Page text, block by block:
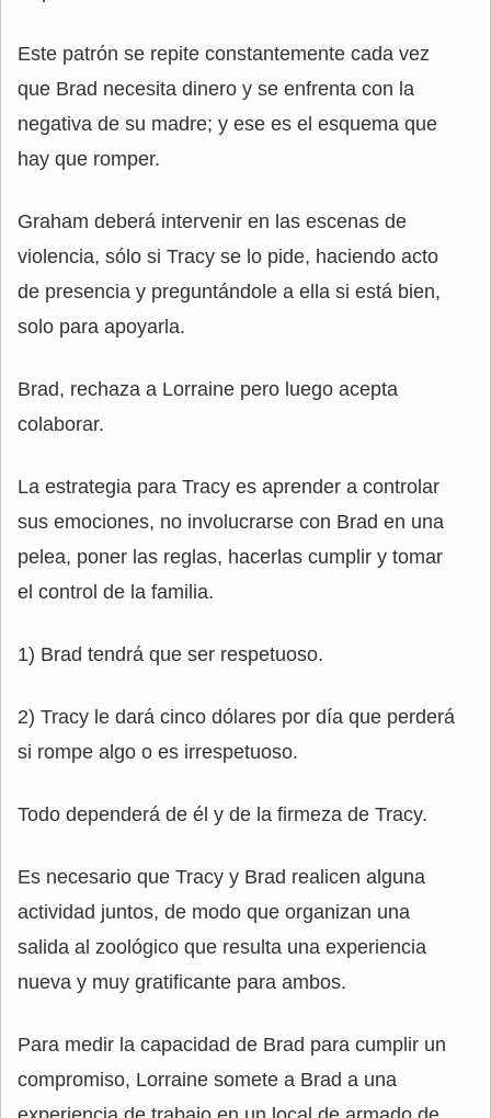
Este patrón se repite constantemente cada vez
que Brad necesita dinero y se enfrenta con la
negativa de su madre; y ese es el esquema que
hay que romper.
Graham deberá intervenir en las escenas de
violencia, sólo si Tracy se lo pide, haciendo acto
de presencia y preguntándole a ella si está bien,
solo para apoyarla.
Brad, rechaza a Lorraine pero luego acepta
colaborar.
La estrategia para Tracy es aprender a controlar
sus emociones, no involucrarse con Brad en una
pelea, poner las reglas, hacerlas cumplir y tomar
el control de la familia.
1) Brad tendrá que ser respetuoso.
2) Tracy le dará cinco dólares por día que perderá
si rompe algo o es irrespetuoso.
Todo dependerá de él y de la firmeza de Tracy.
Es necesario que Tracy y Brad realicen alguna
actividad juntos, de modo que organizan una
salida al zoológico que resulta una experiencia
nueva y muy gratificante para ambos.
Para medir la capacidad de Brad para cumplir un
compromiso, Lorraine somete a Brad a una